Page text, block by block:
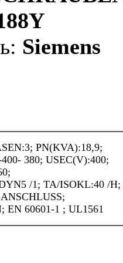
Siemens
PN(KVA):18,9;
380; USEC(V):400;
/1; TA/ISOKL:40 /H;
EN 60601-1 ; UL1561